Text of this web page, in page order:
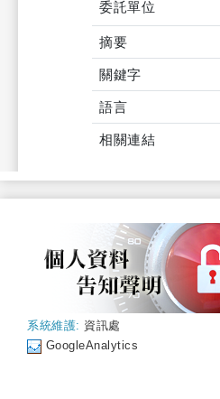
委託單位
摘要
關鍵字
語言
相關連結
系統維護: 資訊處
GoogleAnalytics